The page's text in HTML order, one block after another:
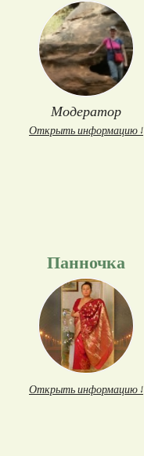
Модератор
Открыть информацию ↓
Панночка
Открыть информацию ↓